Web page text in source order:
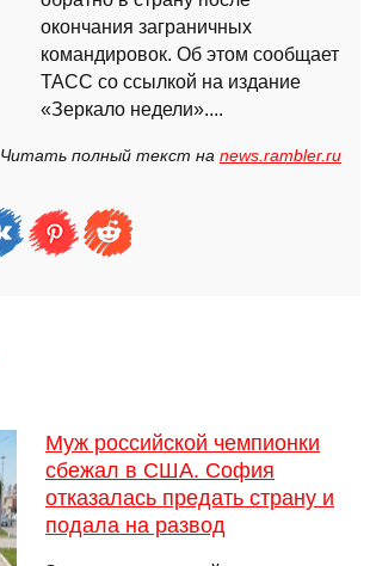
окончания заграничных
командировок. Об этом сообщает
ТАСС со ссылкой на издание
«Зеркало недели»....
Читать полный текст на news.rambler.ru
Муж российской чемпионки
сбежал в США. София
отказалась предать страну и
подала на развод